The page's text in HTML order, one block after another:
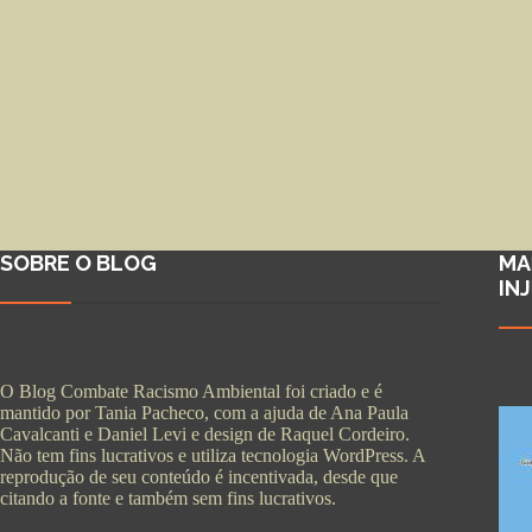
SOBRE O BLOG
O Blog Combate Racismo Ambiental foi criado e é
mantido por Tania Pacheco, com a ajuda de Ana Paula
Cavalcanti e Daniel Levi e design de Raquel Cordeiro.
Não tem fins lucrativos e utiliza tecnologia WordPress. A
reprodução de seu conteúdo é incentivada, desde que
citando a fonte e também sem fins lucrativos.